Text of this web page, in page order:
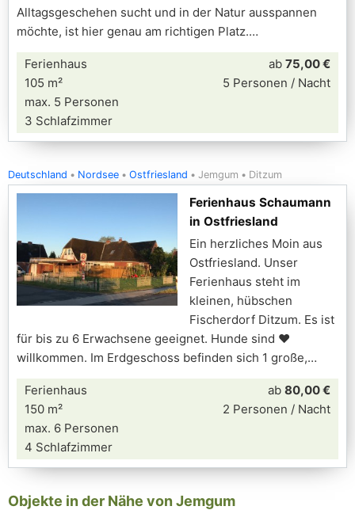
Alltagsgeschehen sucht und in der Natur ausspannen
möchte, ist hier genau am richtigen Platz.
Ferienhaus
105 m²
max. 5 Personen
3 Schlafzimmer
ab 75,00 €
5 Personen / Nacht
Deutschland Nordsee Ostfriesland Jemgum Ditzum
Ferienhaus Schaumann
in Ostfriesland
Ein herzliches Moin aus
Ostfriesland. Unser
Ferienhaus steht im
kleinen, hübschen
Fischerdorf Ditzum. Es ist
für bis zu 6 Erwachsene geeignet. Hunde sind ❤
willkommen. Im Erdgeschoss befinden sich 1 große,
Ferienhaus
150 m²
max. 6 Personen
4 Schlafzimmer
ab 80,00 €
2 Personen / Nacht
Objekte in der Nähe von Jemgum